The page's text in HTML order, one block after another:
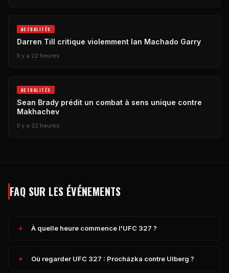
ACTUALITÉS
Darren Till critique violemment Ian Machado Garry
Il y a 22 heures
ACTUALITÉS
Sean Brady prédit un combat à sens unique contre
Makhachev
Il y a 22 heures
FAQ SUR LES ÉVÉNEMENTS
À quelle heure commence l'UFC 327 ?
Où regarder UFC 327 : Procházka contre Ulberg ?